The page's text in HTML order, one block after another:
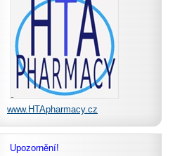
www.HTApharmacy.cz
Upozornění!